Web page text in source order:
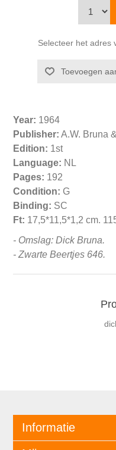
Selecteer het adres
Year: 1964
Publisher: A.W. Bruna
Edition: 1st
Language: NL
Pages: 192
Condition: G
Binding: SC
Ft: 17,5*11,5*1,2 cm.
- Omslag: Dick Bruna.
- Zwarte Beertjes 646.
Informatie